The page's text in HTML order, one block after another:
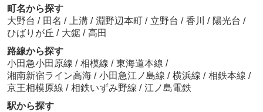
町名から探す
大野台 / 田名 / 上溝 / 淵野辺本町 / 立野台 / 香川 / 陽光台 /
ひばりが丘 / 大鋸 / 高田
路線から探す
小田急小田原線 / 相模線 / 東海道本線 /
湘南新宿ライン高海 / 小田急江ノ島線 / 横浜線 / 相鉄本線 /
京王相模原線 / 相鉄いずみ野線 / 江ノ島電鉄
駅から探す